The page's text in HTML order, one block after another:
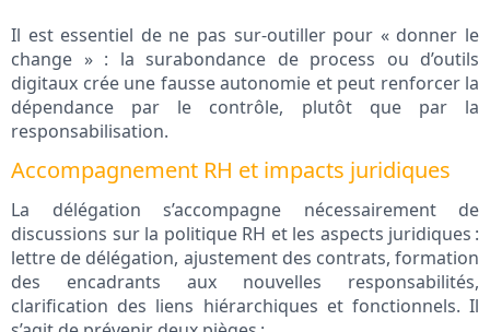
Il est essentiel de ne pas sur-outiller pour « donner le
change » : la surabondance de process ou d’outils
digitaux crée une fausse autonomie et peut renforcer la
dépendance par le contrôle, plutôt que par la
responsabilisation.
Accompagnement RH et impacts juridiques
La délégation s’accompagne nécessairement de
discussions sur la politique RH et les aspects juridiques :
lettre de délégation, ajustement des contrats, formation
des encadrants aux nouvelles responsabilités,
clarification des liens hiérarchiques et fonctionnels. Il